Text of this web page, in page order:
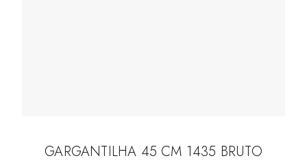
GARGANTILHA 45 CM 1435 BRUTO